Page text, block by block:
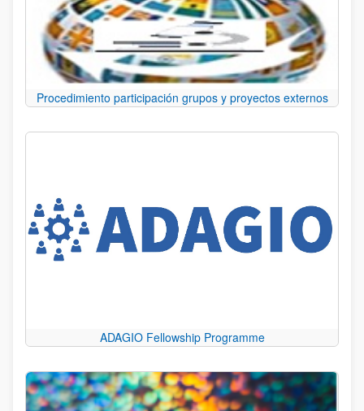
Procedimiento participación grupos y proyectos externos
ADAGIO Fellowship Programme